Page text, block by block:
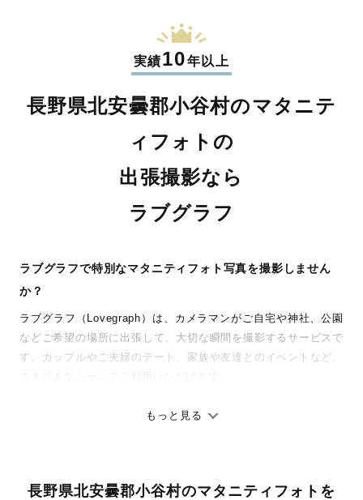
実績10年以上
長野県北安曇郡小谷村のマタニテ
ィフォトの
出張撮影なら
ラブグラフ
ラブグラフで特別なマタニティフォト写真を撮影しません
か？
ラブグラフ（Lovegraph）は、カメラマンがご自宅や神社、公園
などご希望の場所に出張して、大切な瞬間を撮影するサービスで
す。カップルやご夫婦のデート、家族や友達とのイベントなど、
ありのままの空気感を大切に、何十年経っても見返したくなるよ
料金は全国どこでも一律。わかりやすく安心の価格設定です。オ
もっと見る
長野県北安曇郡小谷村のマタニティフォトを